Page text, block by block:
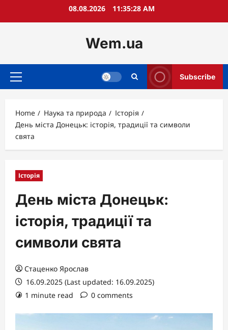
08.08.2026 11:35:29 AM
Wem.ua
Primary
Subscribe
Home Наука та природа
Історія
День міста Донецьк: історія, традиції та символи
свята
Історія
День міста Донецьк:
історія, традиції та
символи свята
Стаценко Ярослав
16.09.2025 (Last updated: 16.09.2025)
1 minute read
0 comments